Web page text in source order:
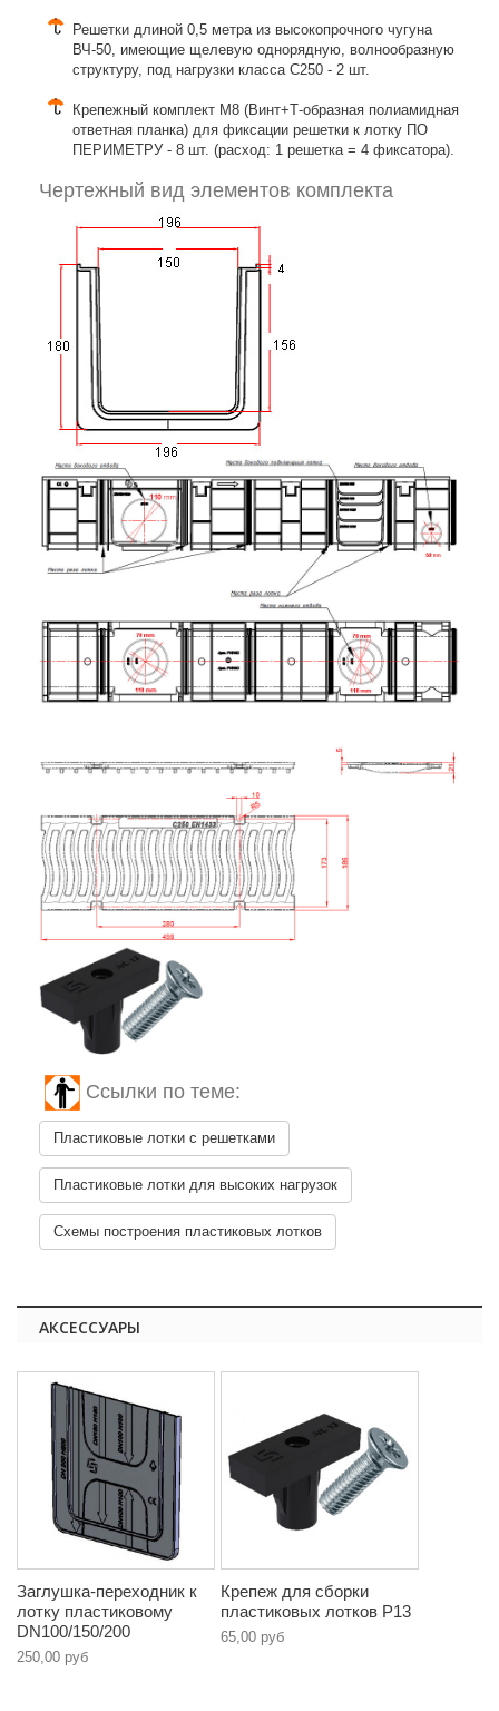
Решетки длиной 0,5 метра из высокопрочного чугуна
ВЧ-50, имеющие щелевую однорядную, волнообразную
структуру, под нагрузки класса C250 - 2 шт.
Крепежный комплект М8 (Винт+Т-образная полиамидная
ответная планка) для фиксации решетки к лотку ПО
ПЕРИМЕТРУ - 8 шт. (расход: 1 решетка = 4 фиксатора).
Чертежный вид элементов комплекта
Ссылки по теме:
Пластиковые лотки с решетками
Пластиковые лотки для высоких нагрузок
Схемы построения пластиковых лотков
АКСЕССУАРЫ
Заглушка-переходник к
лотку пластиковому
DN100/150/200
250,00 руб
Крепеж для сборки
пластиковых лотков P13
65,00 руб